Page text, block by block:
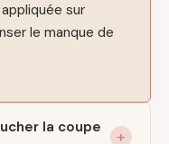
sur
le manque de
la coupe